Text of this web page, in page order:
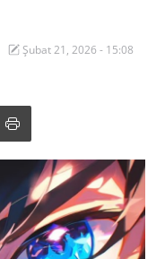
Şubat 21, 2026 - 15:08